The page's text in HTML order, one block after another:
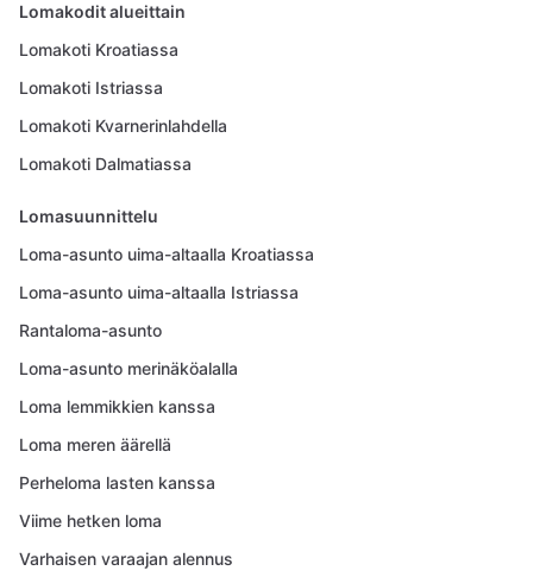
Lomakodit alueittain
Lomakoti Kroatiassa
Lomakoti Istriassa
Lomakoti Kvarnerinlahdella
Lomakoti Dalmatiassa
Lomasuunnittelu
Loma-asunto uima-altaalla Kroatiassa
Loma-asunto uima-altaalla Istriassa
Rantaloma-asunto
Loma-asunto merinäköalalla
Loma lemmikkien kanssa
Loma meren äärellä
Perheloma lasten kanssa
Viime hetken loma
Varhaisen varaajan alennus